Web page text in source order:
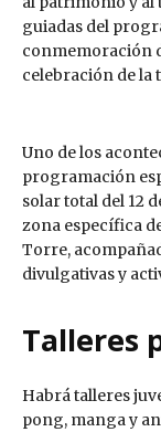
guiadas del
conmemoración
celebración de la
Uno de los
programación
solar total del 12
zona específica
Torre,
divulgativas y
Talleres
Habrá talleres
pong, manga y